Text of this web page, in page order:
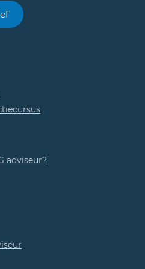
adviseur?